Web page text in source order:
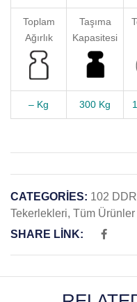
Toplam
Ağırlık
Taşıma
Kapasitesi
– Kg 300 Kg
CATEGORIES: 102
Tekerlekleri, Tüm Ürünler
SHARE LINK: